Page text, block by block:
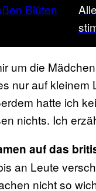
um die
nur auf
hatte ich
nichts. Ich
auf das
an Leute
nicht so